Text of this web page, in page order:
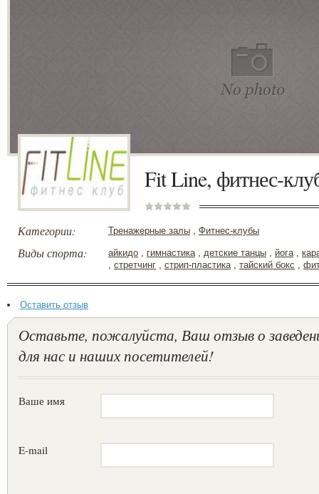
Fit Line, фитнес-
Категории: Тренажерные залы , Фитнес-клубы
Виды спорта: айкидо , гимнастика, детские танцы , йога,
, стретчинг , стрип-пластика, тайский бокс ,
Оставить отзыв
Оставьте, пожалуйста, Ваш отзыв о
для нас и наших посетителей!
Ваше имя
E-mail